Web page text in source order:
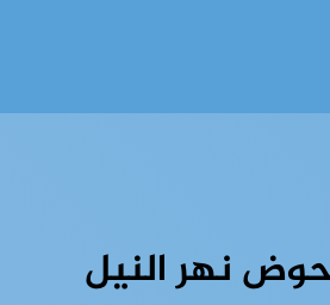
حوض نهر النيل